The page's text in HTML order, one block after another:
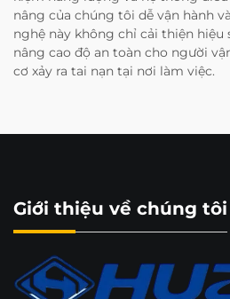
nâng của chúng tôi dễ vận hành
nghệ này không chỉ cải thiện hiệu
nâng cao độ an toàn cho người
cơ xảy ra tai nạn tại nơi làm việc.
Giới thiệu về chúng tôi